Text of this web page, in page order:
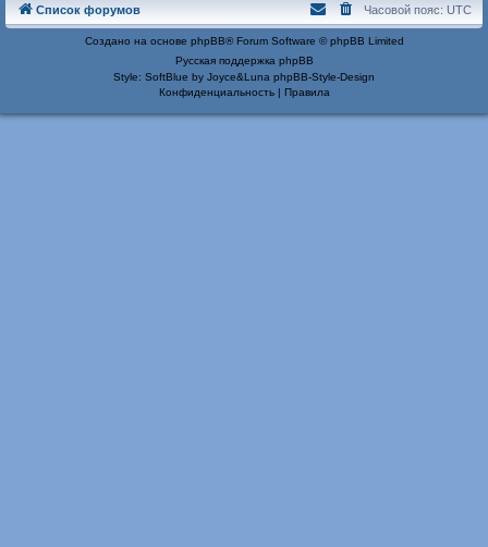
Список форумов Часовой пояс: UTC
Создано на основе phpBB® Forum Software © phpBB Limited
Русская поддержка phpBB
Style: SoftBlue by Joyce&Luna phpBB-Style-Design
Конфиденциальность| Правила